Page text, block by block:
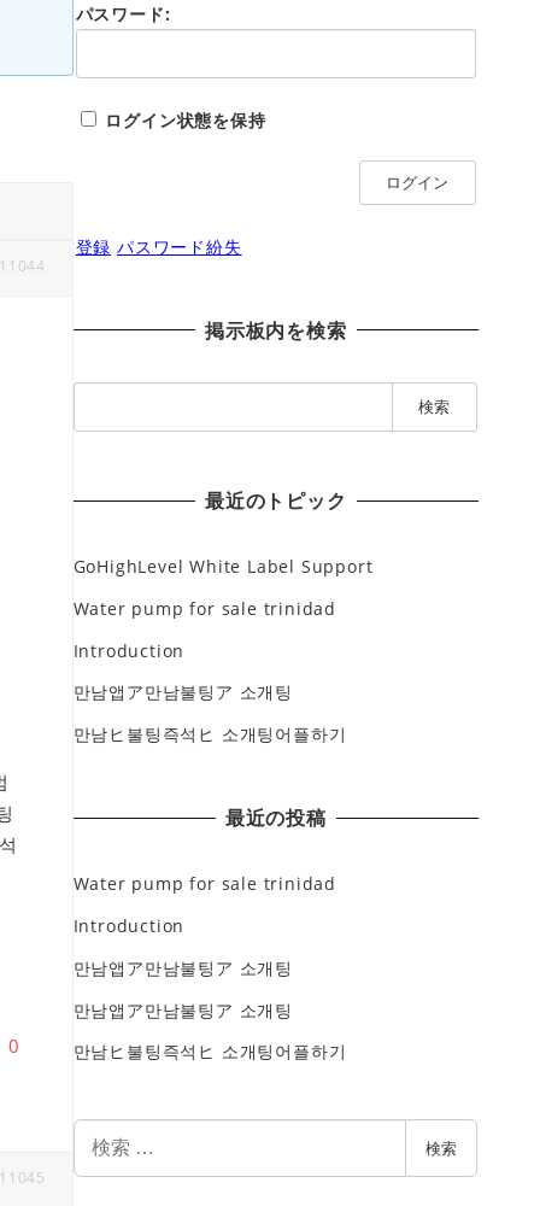
0
パスワード:
ログイン状態を保持
ログイン
登録 パスワード紛失
掲示板内を検索
索
最近のトピック
GoHighLevel White Label Support
Water pump for sale trinidad
Introduction
만남앱ア만남불팅ア 소개팅
만남ヒ불팅즉석ヒ 소개팅어플하기
最近の投稿
Water pump for sale trinidad
Introduction
만남앱ア만남불팅ア 소개팅
만남앱ア만남불팅ア 소개팅
만남ヒ불팅즉석ヒ 소개팅어플하기
検索